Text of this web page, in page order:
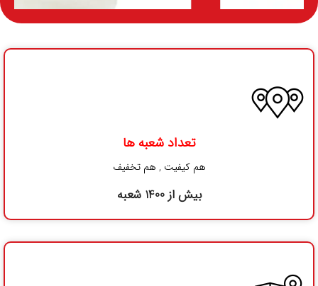
3,104,000
تعداد شعبه ها
هم کیفیت , هم تخفیف